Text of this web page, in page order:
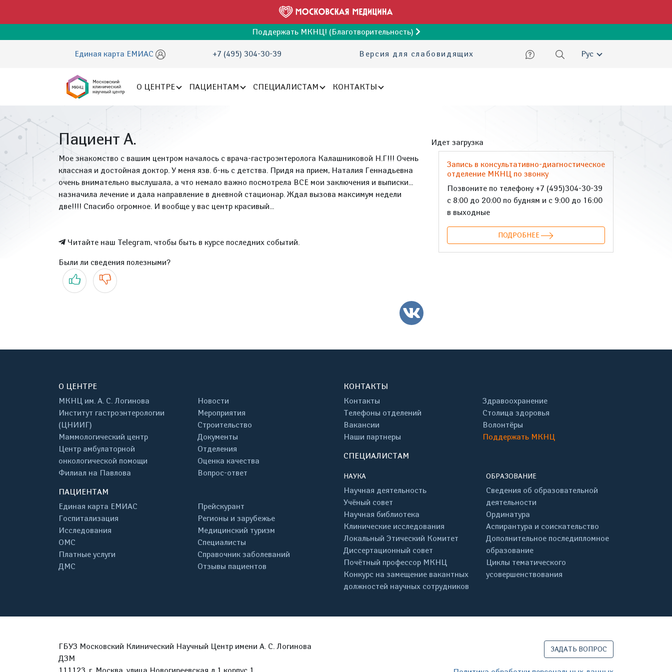
Поддержать МКНЦ! (Благотворительность)
Единая карта ЕМИАС +7 (495) 304-30-39 Версия для слабовидящих Русский
О ЦЕНТРЕ ПАЦИЕНТАМ СПЕЦИАЛИСТАМ КОНТАКТЫ
Пациент А.
Мое знакомство с вашим центром началось с врача-гастроэнтеролога Калашниковой Н.Г!!! Очень
классная и достойная доктор. У меня язв. б-нь с детства. Придя на прием, Наталия Геннадьевна
очень внимательно выслушала, а что немало важно посмотрела ВСЕ мои заключения и выписки...
назначила лечение и дала направление в дневной стационар. Ждал вызова максимум недели
две!!!! Спасибо огромное. И вообще у вас центр красивый...
Читайте наш Telegram, чтобы быть в курсе последних событий.
Были ли сведения полезными?
Да Нет
ВКонтакте
Идет загрузка
Запись в консультативно-диагностическое
отделение МКНЦ по звонку
Позвоните по телефону +7 (495)304-30-39
с 8:00 до 20:00 по будням и с 9:00 до 16:00
в выходные
ПОДРОБНЕЕ
О ЦЕНТРЕ
МКНЦ им. А. С. Логинова
Институт гастроэнтерологии
(ЦНИИГ)
Маммологический центр
Центр амбулаторной
онкологической помощи
Филиал на Павлова
Новости
Мероприятия
Строительство
Документы
Отделения
Оценка качества
Вопрос-ответ
ПАЦИЕНТАМ
Единая карта ЕМИАС
Госпитализация
Исследования
ОМС
Платные услуги
ДМС
Прейскурант
Регионы и зарубежье
Медицинский туризм
Специалисты
Справочник заболеваний
Отзывы пациентов
КОНТАКТЫ
Контакты
Телефоны отделений
Вакансии
Наши партнеры
Здравоохранение
Столица здоровья
Волонтёры
Поддержать МКНЦ
СПЕЦИАЛИСТАМ
НАУКА
Научная деятельность
Учёный совет
Научная библиотека
Клинические исследования
Локальный Этический Комитет
Диссертационный совет
Почётный профессор МКНЦ
Конкурс на замещение вакантных
должностей научных сотрудников
ОБРАЗОВАНИЕ
Сведения об образовательной
деятельности
Ординатура
Аспирантура и соискательство
Дополнительное последипломное
образование
Циклы тематического
усовершенствования
ГБУЗ Московский Клинический Научный Центр имени А. С. Логинова
ДЗМ
ЗАДАТЬ ВОПРОС